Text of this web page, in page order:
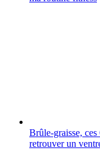
Brûle-graisse,
retrouver un